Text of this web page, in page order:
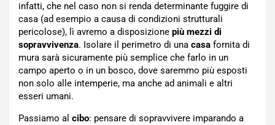
infatti, che nel caso non si renda determinante fuggire di
casa (ad esempio a causa di condizioni strutturali
pericolose), lì avremo a disposizione più mezzi di
sopravvivenza. Isolare il perimetro di una casa fornita di
mura sarà sicuramente più semplice che farlo in un
campo aperto o in un bosco, dove saremmo più esposti
non solo alle intemperie, ma anche ad animali e altri
esseri umani.
Passiamo al cibo: pensare di sopravvivere imparando a